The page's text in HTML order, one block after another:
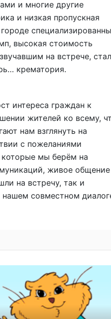
и многие другие
и низкая пропускная
высокая стоимость
на встрече, стал
крематория.
интереса граждан к
жителей ко всему,
нам взглянуть на
с пожеланиями
которые мы берём на
живое общение
на встречу, так и
совместном